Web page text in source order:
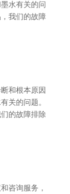
水有关的问
我们的故障
和根本原因
关的问题。
的故障排除
咨询服务，